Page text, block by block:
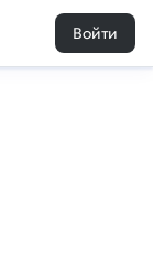
Войти
718 0